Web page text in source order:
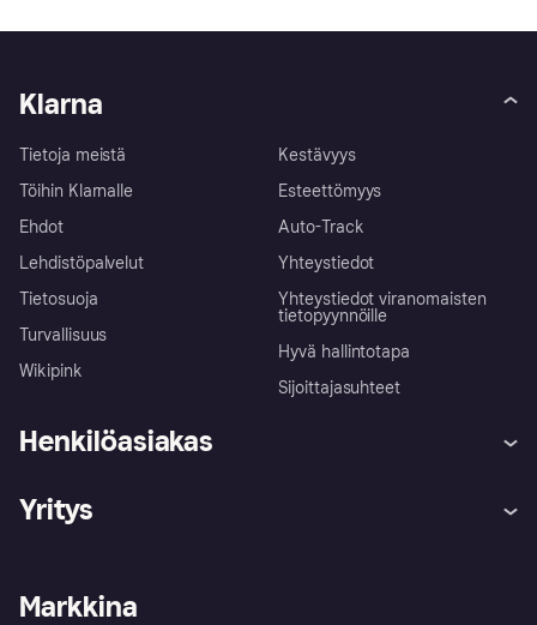
Klarna
Tietoja meistä
Töihin Klarnalle
Ehdot
Lehdistöpalvelut
Tietosuoja
Turvallisuus
Wikipink
Kestävyys
Esteettömyys
Auto-Track
Yhteystiedot
Yhteystiedot viranomaisten
tietopyynnöille
Hyvä hallintotapa
Sijoittajasuhteet
Henkilöasiakas
Kirjaudu sisään
Tutustu kauppoihin
Yritys
Kirjaudu sisään yrityksenä
Markkina